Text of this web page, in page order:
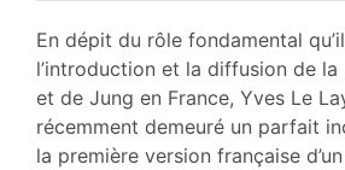
Plan
Texte
Bibliographie
Citer cet article
Auteur
En dépit du rôle fondamental
l’introduction et la diffusion de la
et de Jung en France, Yves Le
récemment demeuré un parfait
la première version française